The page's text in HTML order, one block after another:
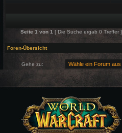
Seite 1 von 1 [ Die Suche ergab 0 Treffer ]
Foren-Übersicht
Gehe zu: